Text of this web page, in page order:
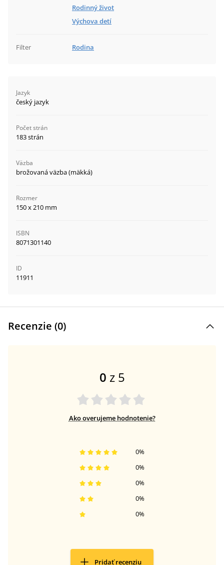
Rodinný život
Výchova detí
Filter Rodina
Jazyk
český jazyk
Počet strán
183 strán
Väzba
brožovaná väzba (mäkká)
Rozmer
150 x 210 mm
ISBN
8071301140
ID
11911
Recenzie (0)
0 z 5
Ako overujeme hodnotenie?
0%
0%
0%
0%
0%
Pridať recenziu